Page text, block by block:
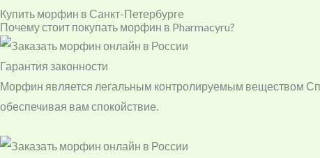
Купить морфин в Санкт-Петербурге
Почему стоит покупать морфин в Pharmacyru?
Гарантия законности
Морфин является легальным контролируемым веществом
обеспечивая вам спокойствие.